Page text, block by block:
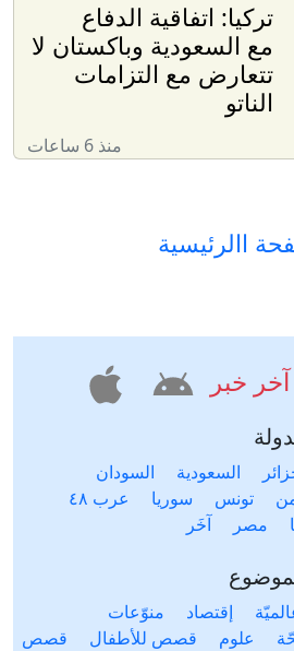
تركيا: اتفاقية الدفاع
مع السعودية وباكستان لا
تتعارض مع التزامات
الناتو
منذ 6 ساعات
االرئيسية
خبر
السعودية
السودان
تونس سوريا
عرب ٤٨
مصر آخَر
إقتصاد
منوّعات
علوم قصص للأطفال
قصص